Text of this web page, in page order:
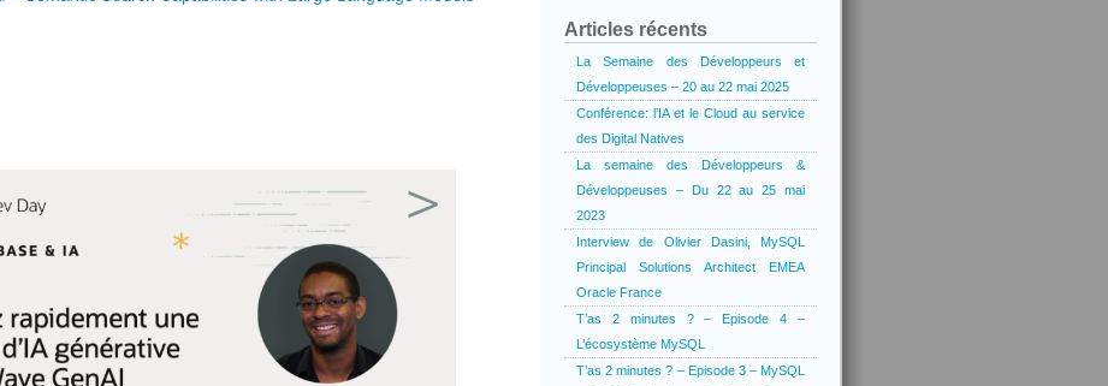
Articles récents
La Semaine des Développeurs et
Développeuses – 20 au 22 mai 2025
Conférence: l’IA et le Cloud au service
des Digital Natives
La semaine des Développeurs &
Développeuses – Du 22 au 25 mai
2023
Interview de Olivier Dasini, MySQL
Principal Solutions Architect EMEA
Oracle France
T’as 2 minutes ? – Episode 4 –
L’écosystème MySQL
T’as 2 minutes ? – Episode 3 – MySQL